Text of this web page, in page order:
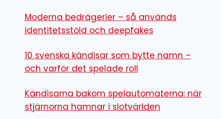
Moderna bedrägerier – så används
identitetsstöld och deepfakes
10 svenska kändisar som bytte namn –
och varför det spelade roll
Kändisarna bakom spelautomaterna: när
stjärnorna hamnar i slotvärlden